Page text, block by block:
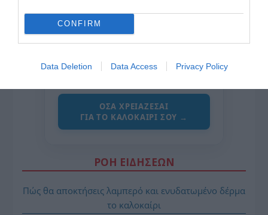
CONFIRM
Data Deletion Data Access Privacy Policy
της Ζωής μας
το ελληνικό καλοκαίρι και ένας
πολιτισμός που μας ενώνει κάθε μέρα.
ΌΣΑ ΧΡΕΙΆΖΕΣΑΙ
ΓΙΑ ΤΟ ΚΑΛΟΚΑΊΡΙ ΣΟΥ →
ΡΟΗ ΕΙΔΗΣΕΩΝ
Πώς θα αποκτήσεις λαμπερό και ενυδατωμένο δέρμα
το καλοκαίρι